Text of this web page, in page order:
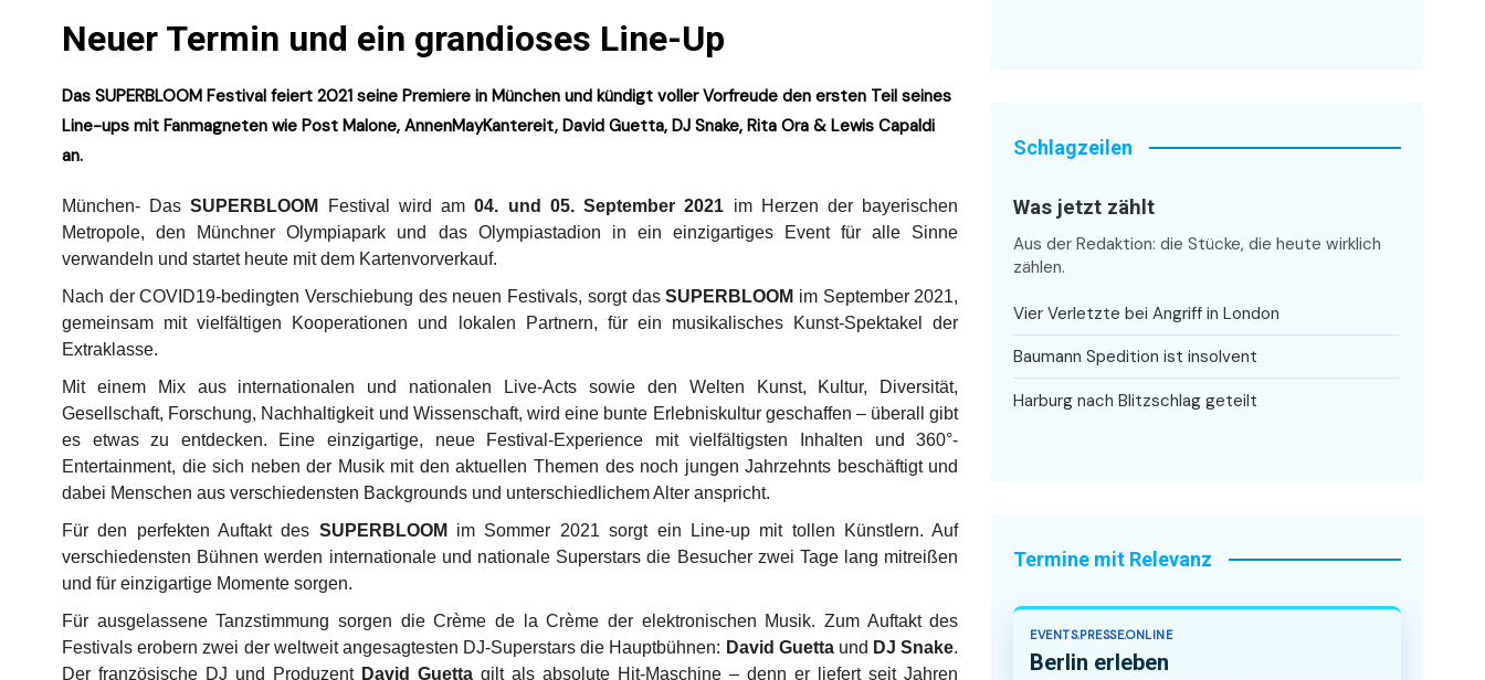
Neuer Termin und ein grandioses Line-Up
Das SUPERBLOOM Festival feiert 2021 seine Premiere in München und kündigt voller Vorfreude den ersten Teil seines
Line-ups mit Fanmagneten wie Post Malone, AnnenMayKantereit, David Guetta, DJ Snake, Rita Ora & Lewis Capaldi
an.
München- DasSUPERBLOOM Festival wird am04. und 05. September 2021 im Herzen der bayerischen
Metropole, den Münchner Olympiapark und das Olympiastadion in ein einzigartiges Event für alle Sinne
verwandeln und startet heute mit dem Kartenvorverkauf.
Nach der COVID19-bedingten Verschiebung des neuen Festivals, sorgt dasSUPERBLOOM im September 2021,
gemeinsam mit vielfältigen Kooperationen und lokalen Partnern, für ein musikalisches Kunst-Spektakel der
Extraklasse.
Mit einem Mix aus internationalen und nationalen Live-Acts sowie den Welten Kunst, Kultur, Diversität,
Gesellschaft, Forschung, Nachhaltigkeit und Wissenschaft, wird eine bunte Erlebniskultur geschaffen – überall gibt
es etwas zu entdecken. Eine einzigartige, neue Festival-Experience mit vielfältigsten Inhalten und 360°-
Entertainment, die sich neben der Musik mit den aktuellen Themen des noch jungen Jahrzehnts beschäftigt und
dabei Menschen aus verschiedensten Backgrounds und unterschiedlichem Alter anspricht.
Für den perfekten Auftakt des SUPERBLOOM im Sommer 2021 sorgt ein Line-up mit tollen Künstlern. Auf
verschiedensten Bühnen werden internationale und nationale Superstars die Besucher zwei Tage lang mitreißen
und für einzigartige Momente sorgen.
Für ausgelassene Tanzstimmung sorgen die Crème de la Crème der elektronischen Musik. Zum Auftakt des
Festivals erobern zwei der weltweit angesagtesten DJ-Superstars die Hauptbühnen: David Guetta und DJ Snake.
Der französische DJ und Produzent David Guettagilt als absolute Hit-Maschine – denn er liefert seit Jahren
Schlagzeilen
Was jetzt zählt
Aus der Redaktion: die Stücke, die heute wirklich
zählen.
Vier Verletzte bei Angriff in London
Baumann Spedition ist insolvent
Harburg nach Blitzschlag geteilt
Termine mit Relevanz
EVENTS.PRESSE.ONLINE
Berlin erleben